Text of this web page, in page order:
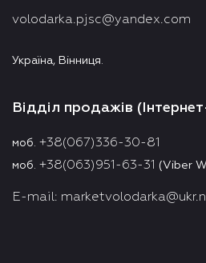
volodarka.pjsc@yandex.com
Україна, Вінниця.
Відділ продажів
моб. +38(067)336-30-81
моб. +38(063)951-63-31 (Viber
E-mail: